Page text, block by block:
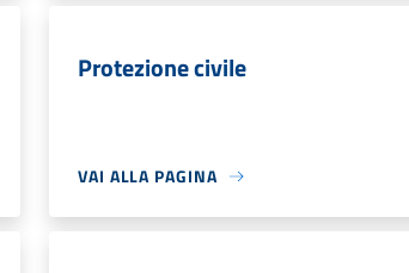
Protezione civile
VAI ALLA PAGINA